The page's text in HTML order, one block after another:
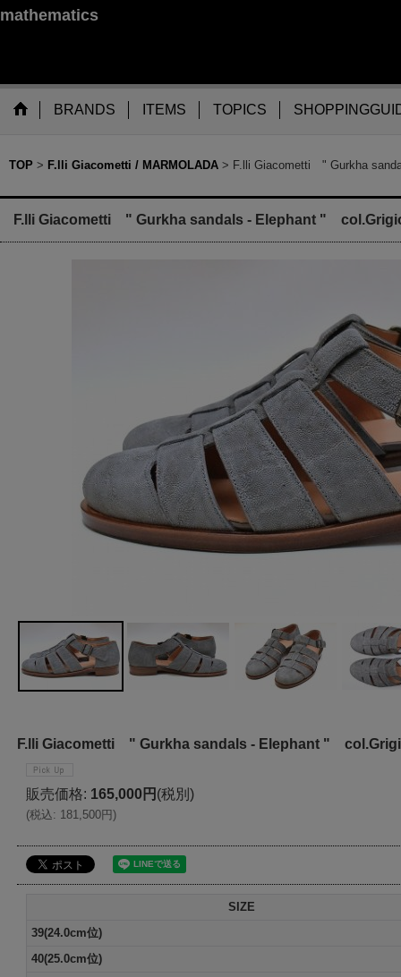
mathematics
BRANDS ITEMS TOPICS
TOP > F.lli Giacometti / MARMOLADA > F.lli Giacometti " Gurkha
F.lli Giacometti " Gurkha sandals - Elephant "
F.lli Giacometti " Gurkha sandals - Elephant "
販売価格: 165,000円 (税別)
(税込: 181,500円)
SIZE
39(24.0cm位)
40(25.0cm位)